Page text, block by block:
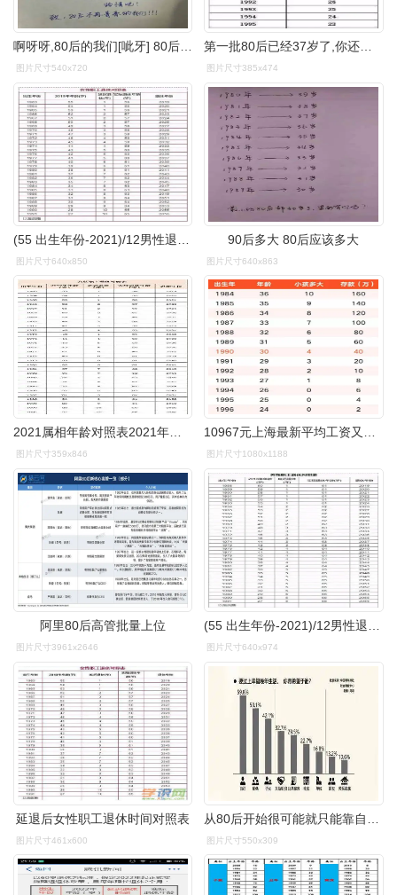
图片尺寸540x720 图片尺寸385x474
图片尺寸640x850
90后多大 80后应该多大
图片尺寸640x863
2021属相年龄对照表2021年十二生肖年龄对照表
图片尺寸359x846
10967元上海最新平均工资又双叒叕涨了月薪过万很难吗
图片尺寸1080x1188
阿里80后高管批量上位
图片尺寸3961x2646 图片尺寸640x974
延退后女性职工退休时间对照表
图片尺寸461x600 图片尺寸550x309